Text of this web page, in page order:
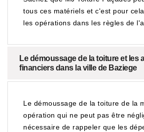
tous ces matériels et c'est pour
les opérations dans les règles de
Le démoussage de la toiture et les
financiers dans la ville de Baziege
Le démoussage de la toiture de la
opération qui ne peut pas être
nécessaire de rappeler que les